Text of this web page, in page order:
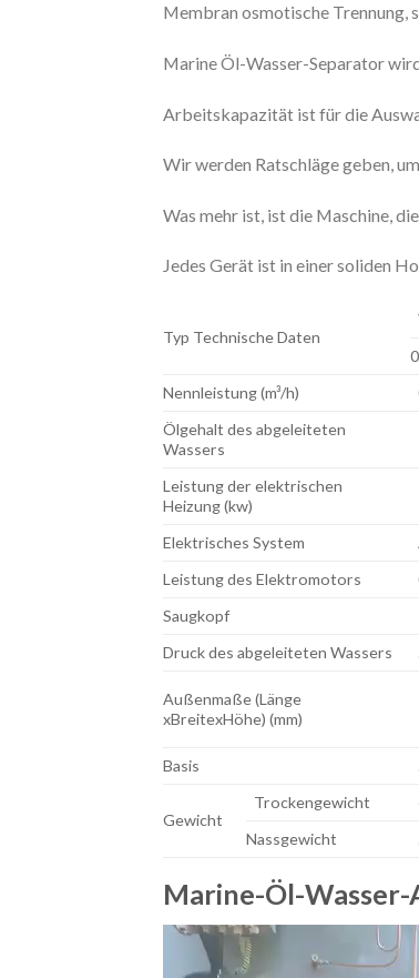
Membran osmotische Trennung,
Marine Öl-Wasser-Separator
Arbeitskapazität ist für die
Wir werden Ratschläge geben,
Was mehr ist, ist die Maschine,
Jedes Gerät ist in einer soliden
Typ Technische Daten
Nennleistung (m³/h)
Ölgehalt des abgeleiteten
Wassers
Leistung der elektrischen
Heizung (kw)
Elektrisches System
Leistung des Elektromotors
Saugkopf
Druck des abgeleiteten Wassers
Außenmaße (Länge
xBreitexHöhe) (mm)
Basis
Gewicht
Trockengewicht
Nassgewicht
Marine-Öl-
Video
Player